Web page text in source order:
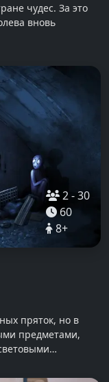
чудес. За это
вновь
2-30
60
8+
пряток, но в
предметами,